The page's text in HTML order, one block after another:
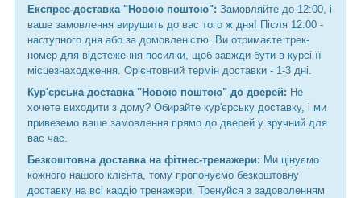
Експрес-доставка "Новою поштою": Замовляйте до 12:00, і
ваше замовлення вирушить до вас того ж дня! Після 12:00 -
наступного дня або за домовленістю. Ви отримаєте трек-
номер для відстеження посилки, щоб завжди бути в курсі її
місцезнаходження. Орієнтовний термін доставки - 1-3 дні.
Кур'єрська доставка "Новою поштою" до дверей: Не
хочете виходити з дому? Обирайте кур'єрську доставку, і ми
привеземо ваше замовлення прямо до дверей у зручний для
вас час.
Безкоштовна доставка на фітнес-тренажери: Ми цінуємо
кожного нашого клієнта, тому пропонуємо безкоштовну
доставку на всі кардіо тренажери. Тренуйся з задоволенням